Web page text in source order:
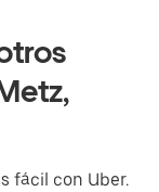
fácil con Uber.